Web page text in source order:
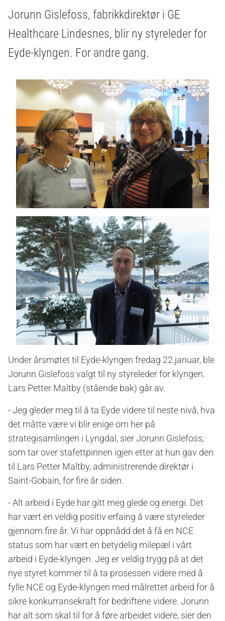
Jorunn Gislefoss, fabrikkdirektør i GE
Healthcare Lindesnes, blir ny styreleder for
Eyde-klyngen. For andre gang.
Under årsmøtet til Eyde-klyngen fredag 22.januar, ble
Jorunn Gislefoss valgt til ny styreleder for klyngen.
Lars Petter Maltby (stående bak) går av.
- Jeg gleder meg til å ta Eyde videre til neste nivå, hva
det måtte være vi blir enige om her på
strategisamlingen i Lyngdal, sier Jorunn Gislefoss,
som tar over stafettpinnen igjen etter at hun gav den
til Lars Petter Maltby, administrerende direktør i
Saint-Gobain, for fire år siden.
-Alt arbeid i Eyde har gitt meg glede og energi. Det
har vært en veldig positiv erfaing å være styreleder
gjennom fire år. Vi har oppnådd det å få en NCE
status som har vært en betydelig milepæl i vårt
arbeid i Eyde-klyngen. Jeg er veldig trygg på at det
nye styret kommer til å ta prosessen videre med å
fylle NCE og Eyde-klyngen med målrettet arbeid for å
sikre konkurransekraft for bedriftene videre. Jorunn
har alt som skal til for å føre arbeidet videre, sier den